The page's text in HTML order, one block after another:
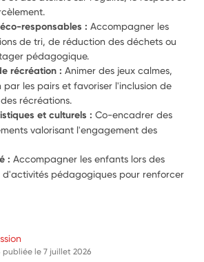
responsables : Accompagner les
de tri, de réduction des déchets ou
pédagogique.
récréation : Animer des jeux calmes,
les pairs et favoriser l'inclusion de
récréations.
et culturels : Co-encadrer des
valorisant l'engagement des
: Accompagner les enfants lors des
d'activités pédagogiques pour renforcer
publiée le7 juillet 2026